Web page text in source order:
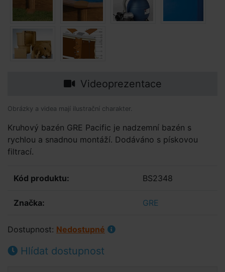
Videoprezentace
Obrázky a videa mají ilustrační charakter.
Kruhový bazén GRE Pacific je nadzemní bazén s
rychlou a snadnou montáží. Dodáváno s pískovou
filtrací.
Kód produktu: BS2348
Značka: GRE
Dostupnost: Nedostupné
Hlídat dostupnost